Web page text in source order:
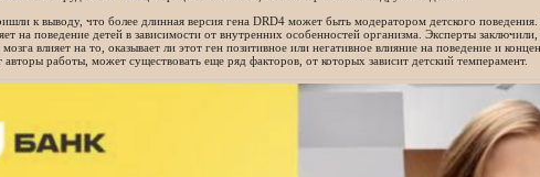
к выводу, что более длинная версия гена DRD4 может быть модератором детского
на поведение детей в зависимости от внутренних особенностей организма. Эксперты
влияет на то, оказывает ли этот ген позитивное или негативное влияние на поведение и
работы, может существовать еще ряд факторов, от которых зависит детский темперамент.